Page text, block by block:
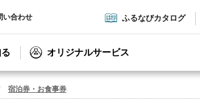
い合わせ ふるなびカタログ
オリジナルサービス
宿泊券・お食事券